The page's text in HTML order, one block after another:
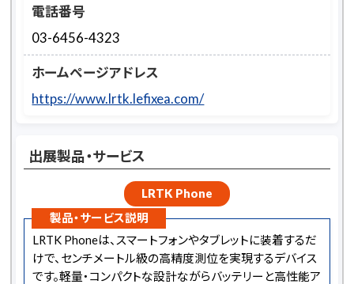
電話番号
03-6456-4323
ホームページアドレス
https://www.lrtk.lefixea.com/
出展製品・サービス
LRTK Phone
製品・サービス説明
LRTK Phoneは、スマートフォンやタブレットに装着するだ
けで、センチメートル級の高精度測位を実現するデバイス
です。軽量・コンパクトな設計ながらバッテリーと高性能ア